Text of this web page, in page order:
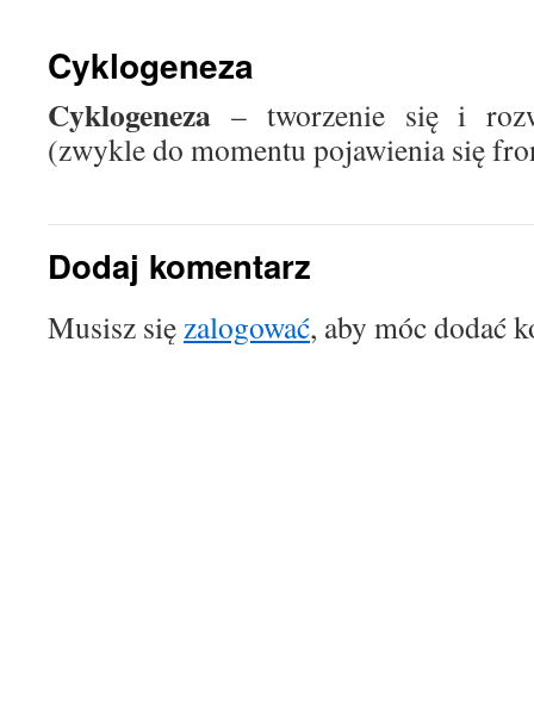
Cyklogeneza
Cyklogeneza – tworzenie się i
(zwykle do momentu pojawienia się
Dodaj komentarz
Musisz sięzalogować, aby móc dodać